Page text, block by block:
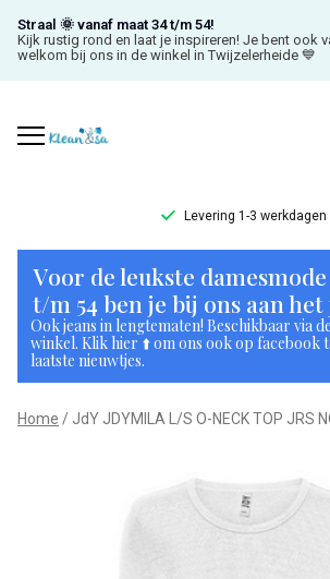
Straal 🌞 vanaf maat 34 t/m 54!
Kijk rustig rond en laat je inspireren! Je bent ook
welkom bij ons in de winkel in Twijzelerheide 💙
Levering 1-3 werkdagen
JdY
JDYMILA
L/S
O-
NECK
Voor de leukste
t/m 54 ben je bij ons aan
Ook jeans in lengtematen! Beschikbaar via
winkel. Klik hier ⬆️ om ons ook op facebook
laatste nieuwtjes.
Home JdY JDYMILA L/S O-NECK TOP JRS